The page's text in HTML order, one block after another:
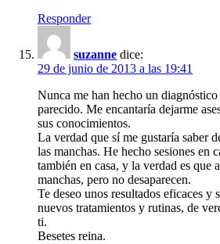
Responder
suzanne dice:
29 de junio de 2013 a las 19:41
Nunca me han hecho un
parecido. Me encantaría dejarme
sus conocimientos.
La verdad que sí me gustaría saber
las manchas. He hecho sesiones en
también en casa, y la verdad es que
manchas, pero no desaparecen.
Te deseo unos resultados eficaces y
nuevos tratamientos y rutinas, de
ti.
Besetes reina.